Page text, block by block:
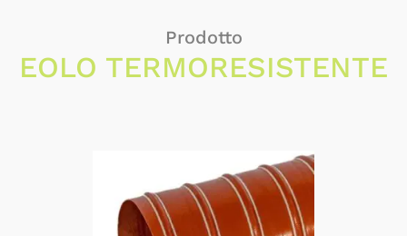
Prodotto
EOLO TERMORESISTENTE